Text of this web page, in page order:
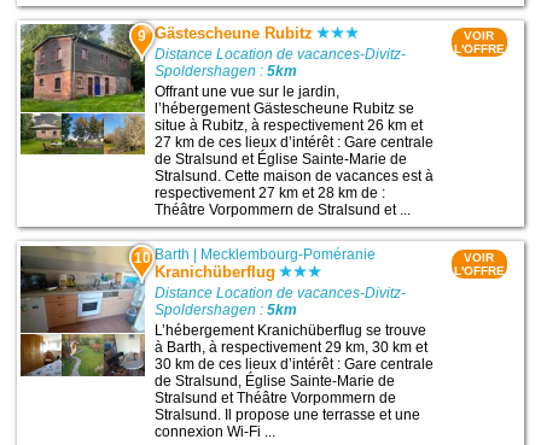
9 Gästescheune Rubitz
Distance Location de vacances-Divitz-
Spoldershagen :5km
Offrant une vue sur le jardin,
l’hébergement Gästescheune Rubitz se
situe à Rubitz, à respectivement 26 km et
27 km de ces lieux d’intérêt : Gare centrale
de Stralsund et Église Sainte-Marie de
Stralsund. Cette maison de vacances est à
respectivement 27 km et 28 km de :
Théâtre Vorpommern de Stralsund et ...
VOIR
L'OFFRE
10 Barth | Mecklembourg-Poméranie
Kranichüberflug
Distance Location de vacances-Divitz-
Spoldershagen :5km
L’hébergement Kranichüberflug se trouve
à Barth, à respectivement 29 km, 30 km et
30 km de ces lieux d’intérêt : Gare centrale
de Stralsund, Église Sainte-Marie de
Stralsund et Théâtre Vorpommern de
Stralsund. Il propose une terrasse et une
connexion Wi-Fi ...
VOIR
L'OFFRE